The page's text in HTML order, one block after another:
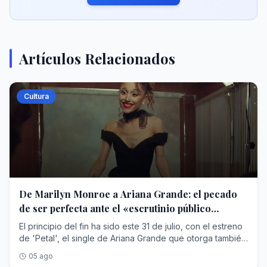
Artículos Relacionados
Cultura
De Marilyn Monroe a Ariana Grande: el pecado
de ser perfecta ante el «escrutinio público
interminable»
El principio del fin ha sido este 31 de julio, con el estreno
de 'Petal', el single de Ariana Grande que otorga también
horas, la conversación dejó de girar en torno a la canción
05 ago